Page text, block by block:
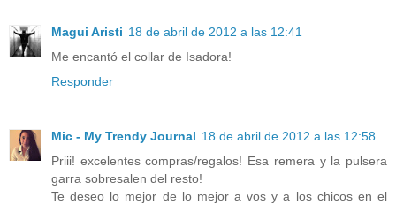
Magui Aristi 18 de abril de 2012 a las 12:41
Me encantó el collar de Isadora!
Responder
Mic - My Trendy Journal 18 de abril de 2012 a las 12:58
Priii! excelentes compras/regalos! Esa remera y la pulsera
garra sobresalen del resto!
Te deseo lo mejor de lo mejor a vos y a los chicos en el